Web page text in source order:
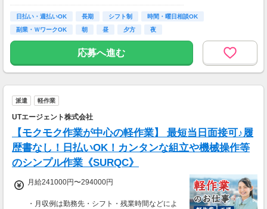
⇒「初回稼働1か月後に3万円」or「1年後に10
万円」or「2年後に20万円」選べます！
ご都合にあわせてルートや個数は調整可能！
※1日2万円保証の案件もあり！
＊現金手渡し・日払いご相談OK
＊前払い制度あり（稼働分のみ）
【日収例】
売上2万1600円（1個160円×135個）×90％=約
1万9000円
売上65万2800円(1個160円×170個×24日)×90％
日払い・週払いOK 長期 シフト制
時間・曜日相談OK
副業・ＷワークOK
朝 昼 夕方 夜
応募へ進む
派遣 軽作業
UTエージェント株式会社
【モクモク作業が中心の軽作業】 最短当日面接可♪履
歴書なし！日払いOK！カンタンな組立や機械操作等
のシンプル作業《SURQC》
月給241000円〜294000円
・月収例は勤務先・シフト・残業時間などによ